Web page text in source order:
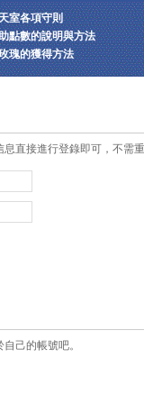
室各項守則
點數的說明與方法
瑰的獲得方法
直接進行登錄即可，不需
己的帳號吧。